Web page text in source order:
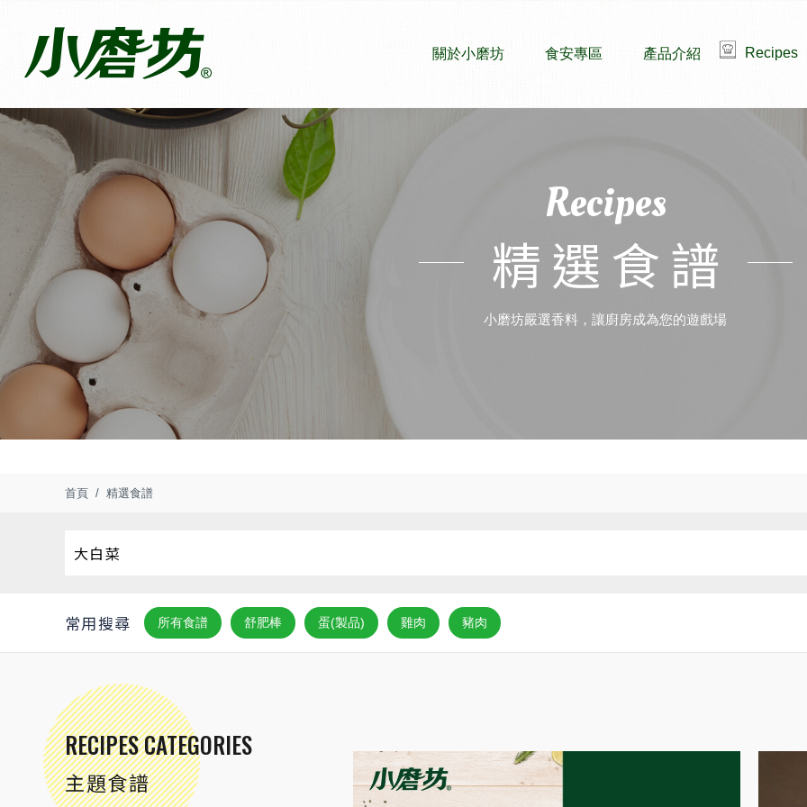
關於小磨坊 食安專區 產品介紹 Recipes
Recipes
精選食譜
小磨坊嚴選香料，讓廚房成為您的遊戲場
首頁 精選食譜
常用搜尋 所有食譜 舒肥棒 蛋(製品) 雞肉 豬肉
RECIPES CATEGORIES
主題食譜